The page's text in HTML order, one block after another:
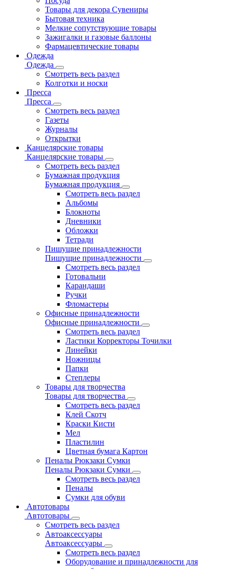
Товары для декора Сувениры
Бытовая техника
Мелкие сопутствующие товары
Зажигалки и газовые баллоны
Фармацевтические товары
Одежда
Одежда
Смотреть весь раздел
Колготки и носки
Пресса
Пресса
Смотреть весь раздел
Газеты
Журналы
Открытки
Канцелярские товары
Канцелярские товары
Смотреть весь раздел
Бумажная продукция
Бумажная продукция
Смотреть весь раздел
Альбомы
Блокноты
Дневники
Обложки
Тетради
Пишущие принадлежности
Пишущие принадлежности
Смотреть весь раздел
Готовальни
Карандаши
Ручки
Фломастеры
Офисные принадлежности
Офисные принадлежности
Смотреть весь раздел
Ластики Корректоры Точилки
Линейки
Ножницы
Папки
Степлеры
Товары для творчества
Товары для творчества
Смотреть весь раздел
Клей Скотч
Краски Кисти
Мел
Пластилин
Цветная бумага Картон
Пеналы Рюкзаки Сумки
Пеналы Рюкзаки Сумки
Смотреть весь раздел
Пеналы
Сумки для обуви
Автотовары
Автотовары
Смотреть весь раздел
Автоаксессуары
Автоаксессуары
Смотреть весь раздел
Оборудование и принадлежности для